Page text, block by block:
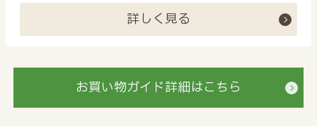
詳しく見る
お買い物ガイド詳細はこちら